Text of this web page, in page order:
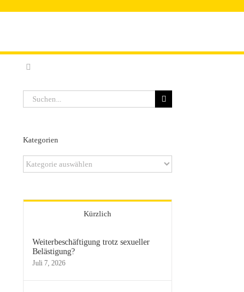
Suche
nach:
Kategorien
Kategorien
Kürzlich
Weiterbeschäftigung trotz sexueller
Belästigung?
Juli 7, 2026